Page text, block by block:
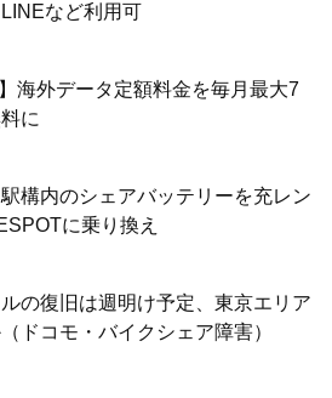
など利用可
】海外データ定額料金を毎月最大7
に
駅構内のシェアバッテリーを充レン
に乗り換え
の復旧は週明け予定、東京エリア
ドコモ・バイクシェア障害）